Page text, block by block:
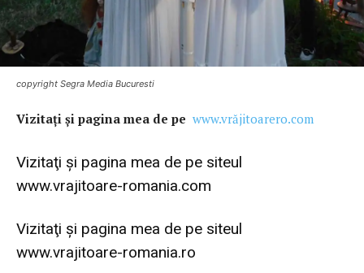
copyright Segra Media Bucuresti
Vizitaţi şi pagina mea de pe www.vrăjitoarero.com
Vizitaţi şi pagina mea de pe siteul
www.vrajitoare-romania.com
Vizitaţi şi pagina mea de pe siteul
www.vrajitoare-romania.ro